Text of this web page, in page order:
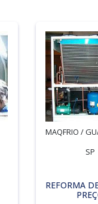
MAQFRIO /
SP
REFORMA